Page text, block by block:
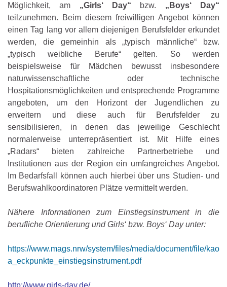
Möglichkeit, am „Girls‘ Day“ bzw. „Boys‘ Day“
teilzunehmen. Beim diesem freiwilligen Angebot können
einen Tag lang vor allem diejenigen Berufsfelder erkundet
werden, die gemeinhin als „typisch männliche“ bzw.
„typisch weibliche Berufe“ gelten. So werden
beispielsweise für Mädchen bewusst insbesondere
naturwissenschaftliche oder technische
Hospitationsmöglichkeiten und entsprechende Programme
angeboten, um den Horizont der Jugendlichen zu
erweitern und diese auch für Berufsfelder zu
sensibilisieren, in denen das jeweilige Geschlecht
normalerweise unterrepräsentiert ist. Mit Hilfe eines
„Radars“ bieten zahlreiche Partnerbetriebe und
Institutionen aus der Region ein umfangreiches Angebot.
Im Bedarfsfall können auch hierbei über uns Studien- und
Berufswahlkoordinatoren Plätze vermittelt werden.
Nähere Informationen zum Einstiegsinstrument in die
berufliche Orientierung und Girls‘ bzw. Boys‘ Day unter:
https://www.mags.nrw/system/files/media/document/file/kao
a_eckpunkte_einstiegsinstrument.pdf